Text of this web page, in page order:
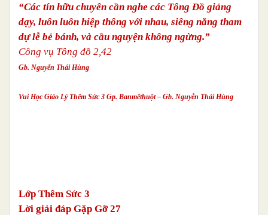
“Các tín hữu chuyên cần nghe các Tông Đồ giảng
dạy, luôn luôn hiệp thông với nhau, siêng năng tham
dự lễ bẻ bánh, và cầu nguyện không ngừng.”
Công vụ Tông đồ 2,42
Gb. Nguyễn Thái Hùng
Vui Học Giáo Lý Thêm Sức 3 Gp. Banmêthuột – Gb. Nguyễn Thái Hùng
Lớp Thêm Sức 3
Lời giải đáp Gặp Gỡ 27